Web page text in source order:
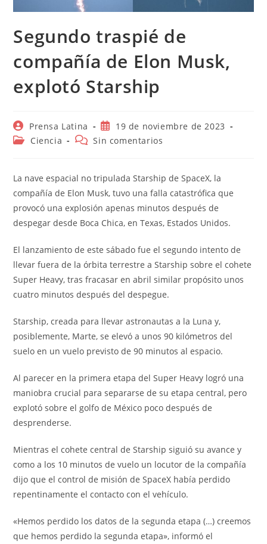
Segundo traspié de
compañía de Elon Musk,
explotó Starship
Autor
de
la
Prensa Latina
Publicación
de
19 de noviembre de 2023
Categoría
entrada:
Ciencia
Comentarios
entrada:
Sin comentarios
La nave espacial no tripulada Starship de SpaceX, la
compañía de Elon Musk, tuvo una falla catastrófica que
provocó una explosión apenas minutos después de
despegar desde Boca Chica, en Texas, Estados Unidos.
El lanzamiento de este sábado fue el segundo intento de
llevar fuera de la órbita terrestre a Starship sobre el cohete
Super Heavy, tras fracasar en abril similar propósito unos
cuatro minutos después del despegue.
Starship, creada para llevar astronautas a la Luna y,
posiblemente, Marte, se elevó a unos 90 kilómetros del
suelo en un vuelo previsto de 90 minutos al espacio.
Al parecer en la primera etapa del Super Heavy logró una
maniobra crucial para separarse de su etapa central, pero
explotó sobre el golfo de México poco después de
desprenderse.
Mientras el cohete central de Starship siguió su avance y
como a los 10 minutos de vuelo un locutor de la compañía
dijo que el control de misión de SpaceX había perdido
repentinamente el contacto con el vehículo.
«Hemos perdido los datos de la segunda etapa (…) creemos
que hemos perdido la segunda etapa», informó el